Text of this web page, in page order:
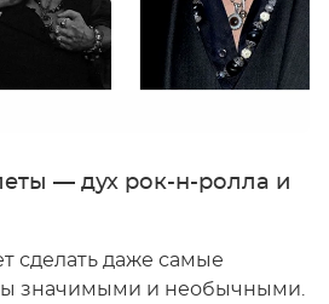
— дух рок-н-ролла и
сделать даже самые
значимыми и необычными.